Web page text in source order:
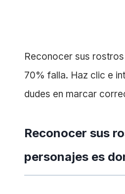
Reconocer sus
70% falla. Haz clic e
dudes en marcar
Reconocer sus
personajes es